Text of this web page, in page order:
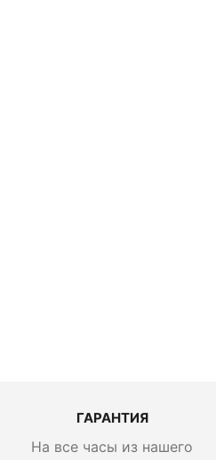
ГАРАНТИЯ
На все часы из нашего